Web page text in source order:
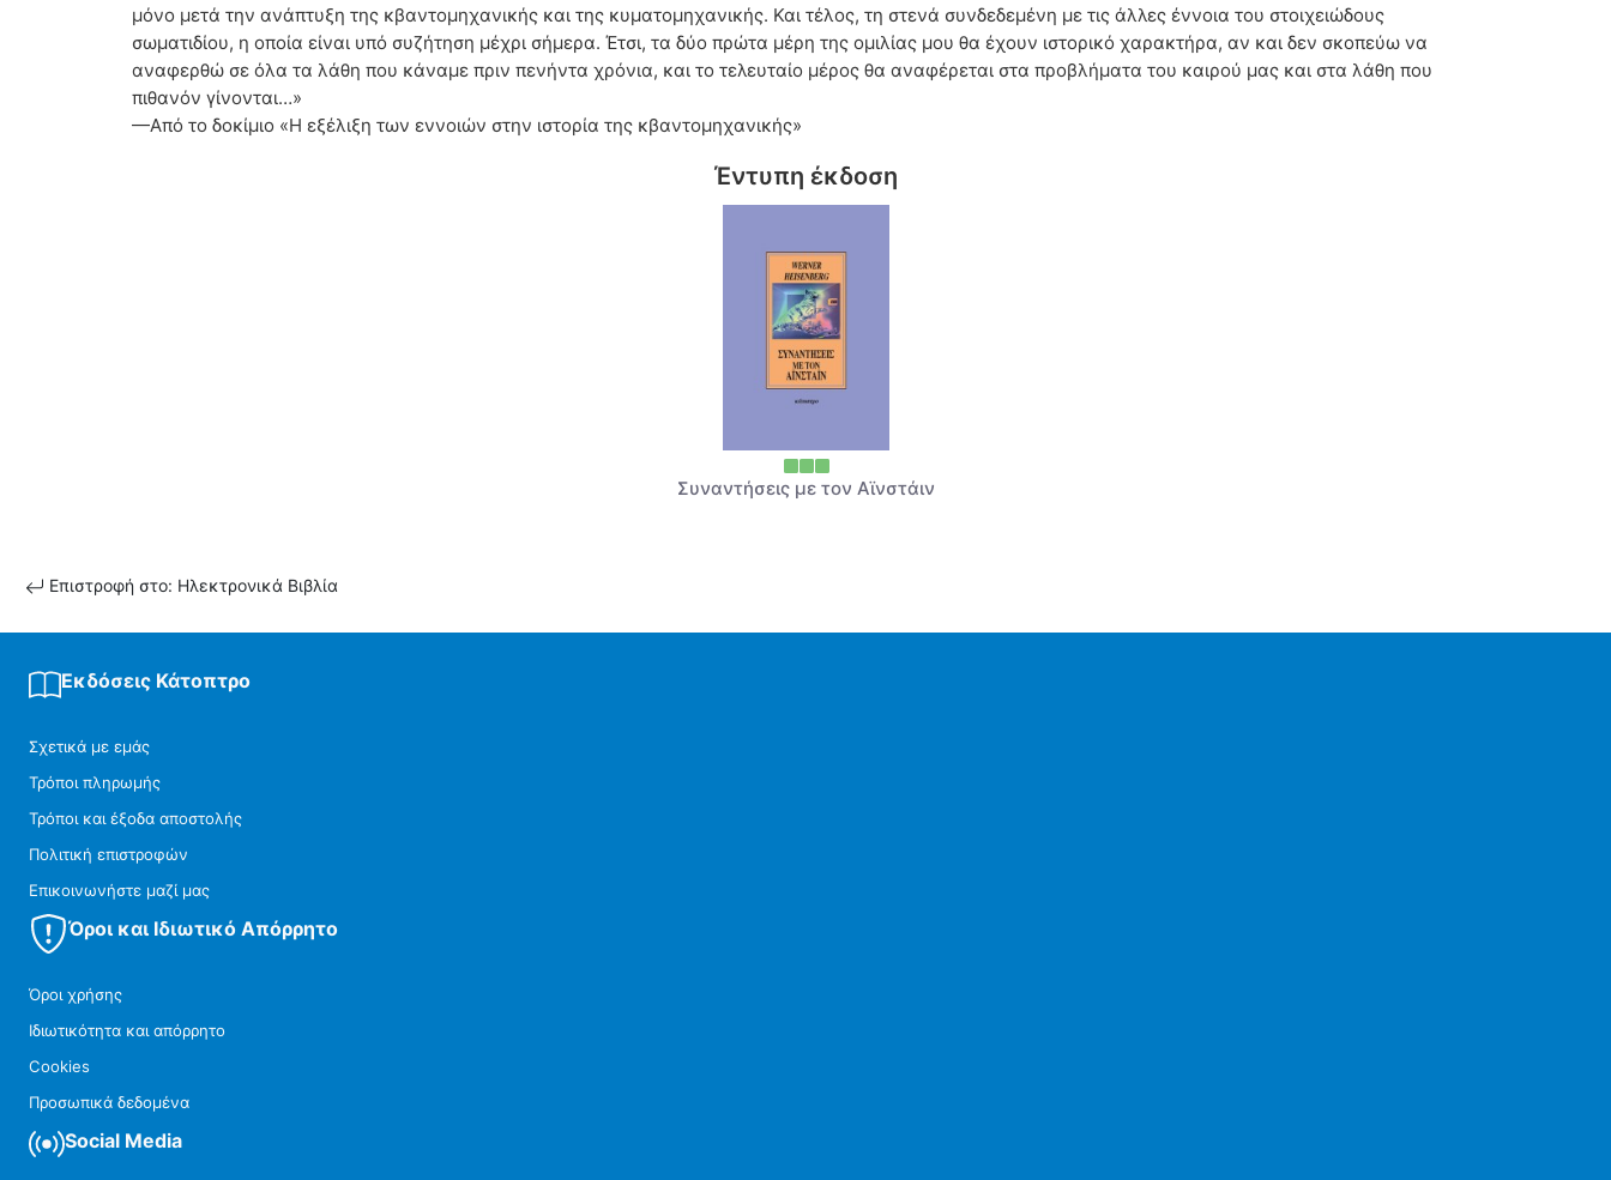
μόνο μετά την ανάπτυξη της κβαντομηχανικής και της κυματομηχανικής. Και τέλος, τη στενά συνδεδεμένη με τις άλλες έννοια του στοιχειώδους
σωματιδίου, η οποία είναι υπό συζήτηση μέχρι σήμερα. Έτσι, τα δύο πρώτα μέρη της ομιλίας μου θα έχουν ιστορικό χαρακτήρα, αν και δεν σκοπεύω να
αναφερθώ σε όλα τα λάθη που κάναμε πριν πενήντα χρόνια, και το τελευταίο μέρος θα αναφέρεται στα προβλήματα του καιρού μας και στα λάθη που
πιθανόν γίνονται…»
—Από το δοκίμιο «Η εξέλιξη των εννοιών στην ιστορία της κβαντομηχανικής»
Έντυπη έκδοση
Συναντήσεις με τον Αϊνστάιν
Επιστροφή στο: Ηλεκτρονικά Βιβλία
Εκδόσεις Κάτοπτρο
Σχετικά με εμάς
Τρόποι πληρωμής
Τρόποι και έξοδα αποστολής
Πολιτική επιστροφών
Επικοινωνήστε μαζί μας
Όροι και Ιδιωτικό Απόρρητο
Όροι χρήσης
Ιδιωτικότητα και απόρρητο
Cookies
Προσωπικά δεδομένα
Social Media